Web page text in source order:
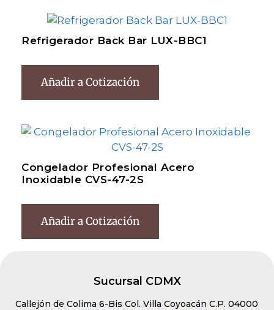
Refrigerador Back Bar LUX-BBC1
Añadir a Cotización
Congelador Profesional Acero
Inoxidable CVS-47-2S
Añadir a Cotización
Sucursal CDMX
Callejón de Colima 6-Bis Col. Villa Coyoacán C.P. 04000